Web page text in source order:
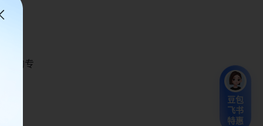
域的专
豆包
飞书
特惠